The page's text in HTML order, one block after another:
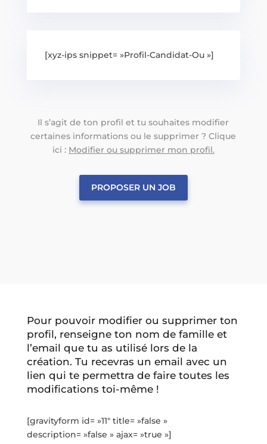
[xyz-ips snippet= »Profil-Candidat-Ou »]
Il s’agit de ton profil et tu souhaites modifier
certaines informations ou le supprimer ? Clique
ici : Modifier ou supprimer mon profil.
PROPOSER UN JOB
Pour pouvoir modifier ou supprimer ton
profil, renseigne ton nom de famille et
l’email que tu as utilisé lors de la
création. Tu recevras un email avec un
lien qui te permettra de faire toutes les
modifications toi-même !
[gravityform id= »11″ title= »false »
description= »false » ajax= »true »]